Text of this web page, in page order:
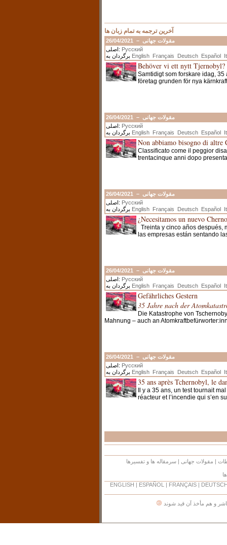
آخرین ترجمه به تمام زبان ها
26/04/2021 – مقولات جهانی
اصلی: Русский
English Français Deutsch Español
Behöver vi ett nytt Tjernobyl?
Samtidigt som forskare idag,
företag grunden för nya
26/04/2021 – مقولات جهانی
اصلی: Русский
English Français Deutsch Español
Non abbiamo bisogno di altre
Classificato come il peggior
trentacinque anni dopo
26/04/2021 – مقولات جهانی
اصلی: Русский
English Français Deutsch Español
¿Necesitamos un nuevo
Treinta y cinco años después,
las empresas están sentando
26/04/2021 – مقولات جهانی
اصلی: Русский
English Français Deutsch Español
Gefährliches Gestern
35 Jahre nach der
Die Katastrophe von
Mahnung – auch an
26/04/2021 – مقولات جهانی
اصلی: Русский
English Français Deutsch Español
35 ans après Tchernobyl, le
Il y a 35 ans, un test tournait
réacteur et l’incendie qui s’en
| مقولات جهانی | سرمقاله ها و تفسیرها
ENGLISH | ESPAÑOL | FRANÇAIS |
و هم مأخذ آن قید شوند